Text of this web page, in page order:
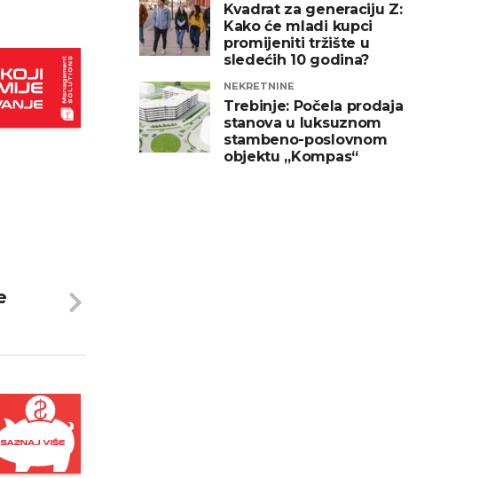
Kvadrat za generaciju Z:
Kako će mladi kupci
promijeniti tržište u
sledećih 10 godina?
NEKRETNINE
Trebinje: Počela prodaja
stanova u luksuznom
stambeno-poslovnom
objektu „Kompas“